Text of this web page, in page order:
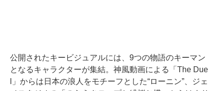
公開されたキービジュアルには、9つの物語のキーマン
となるキャラクターが集結。神風動画による「The Due
l」からは日本の浪人をモチーフとした“ローニン”、ジェ